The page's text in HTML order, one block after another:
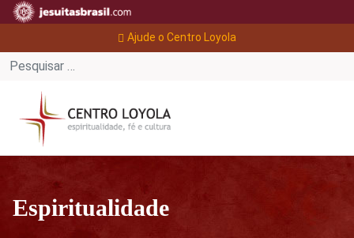
Ajude o Centro Loyola
Espiritualidade